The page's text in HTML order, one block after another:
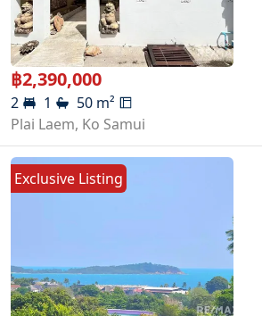
฿2,390,000
2 1 50 m²
Plai Laem, Ko Samui
Exclusive Listing